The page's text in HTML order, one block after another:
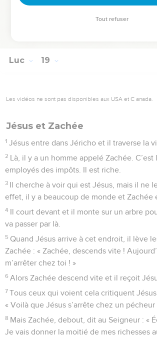
© Société biblique française – Bibli’O, 2000, avec
Luc 19
Les vidéos ne sont pas disponibles aux USA et C anada.
Jésus et Zachée
1 Jésus entre dans Jéricho et il traverse la
2 Là, il y a un homme appelé Zachée. C’est
employés des impôts. Il est riche.
3 Il cherche à voir qui est Jésus, mais il ne
effet, il y a beaucoup de monde et Zachée
4 Il court devant et il monte sur un arbre
va passer par là.
5 Quand Jésus arrive à cet endroit, il lève
Zachée : « Zachée, descends vite !
m’arrêter chez toi ! »
6 Alors Zachée descend vite et il reçoit
7 Tous ceux qui voient cela critiquent
« Voilà que Jésus s’arrête chez un pécheur
8 Mais Zachée, debout, dit au Seigneur : «
Je vais donner la moitié de mes richesses
Tout refuser